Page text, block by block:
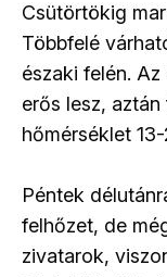
Csütörtökig
Többfelé
északi felén.
erős lesz,
hőmérséklet
Péntek
felhőzet, de
zivatarok,